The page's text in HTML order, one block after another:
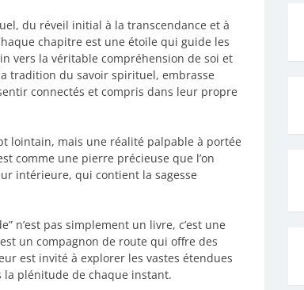
du réveil initial à la transcendance et à
chapitre est une étoile qui guide les
vers la véritable compréhension de soi et
tradition du savoir spirituel, embrasse
connectés et compris dans leur propre
lointain, mais une réalité palpable à portée
comme une pierre précieuse que l’on
intérieure, qui contient la sagesse
n’est pas simplement un livre, c’est une
un compagnon de route qui offre des
est invité à explorer les vastes étendues
la plénitude de chaque instant.